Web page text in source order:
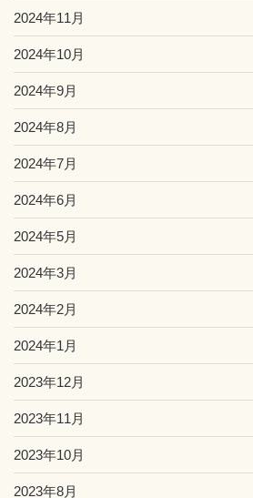
2024年11月
2024年10月
2024年9月
2024年8月
2024年7月
2024年6月
2024年5月
2024年3月
2024年2月
2024年1月
2023年12月
2023年11月
2023年10月
2023年8月